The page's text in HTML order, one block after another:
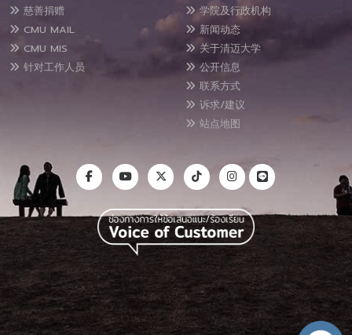
慈善捐赠
CMU MAIL
CMU MIS
针对工作人员
学院及行政机构
新闻动态
关于清迈大学
公开信息
联系方式
诉求/建议
站点地图